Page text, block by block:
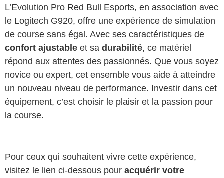
L’Evolution Pro Red Bull Esports, en association avec
le Logitech G920, offre une expérience de simulation
de course sans égal. Avec ses caractéristiques de
confort ajustable et sa durabilité, ce matériel
répond aux attentes des passionnés. Que vous soyez
novice ou expert, cet ensemble vous aide à atteindre
un nouveau niveau de performance. Investir dans cet
équipement, c’est choisir le plaisir et la passion pour
la course.
Pour ceux qui souhaitent vivre cette expérience,
visitez le lien ci-dessous pour acquérir votre